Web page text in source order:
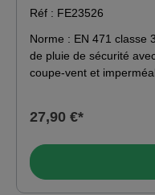
réfléchissantes
visibilité
Réf : FE23526
Norme : EN 471 classe 3,
de pluie de sécurité
coupe-vent et
devant, derrière,
revêtement PU
27,90 €*